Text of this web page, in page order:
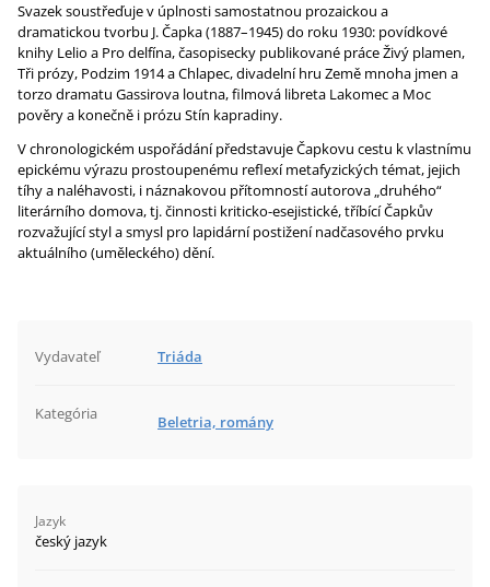
Svazek soustřeďuje v úplnosti samostatnou prozaickou a
dramatickou tvorbu J. Čapka (1887–1945) do roku 1930: povídkové
knihy Lelio a Pro delfína, časopisecky publikované práce Živý plamen,
Tři prózy, Podzim 1914 a Chlapec, divadelní hru Země mnoha jmen a
torzo dramatu Gassirova loutna, filmová libreta Lakomec a Moc
pověry a konečně i prózu Stín kapradiny.
V chronologickém uspořádání představuje Čapkovu cestu k vlastnímu
epickému výrazu prostoupenému reflexí metafyzických témat, jejich
tíhy a naléhavosti, i náznakovou přítomností autorova „druhého“
literárního domova, tj. činnosti kriticko-esejistické, tříbící Čapkův
rozvažující styl a smysl pro lapidární postižení nadčasového prvku
aktuálního (uměleckého) dění.
Vydavateľ Triáda
Kategória Beletria, romány
Jazyk
český jazyk